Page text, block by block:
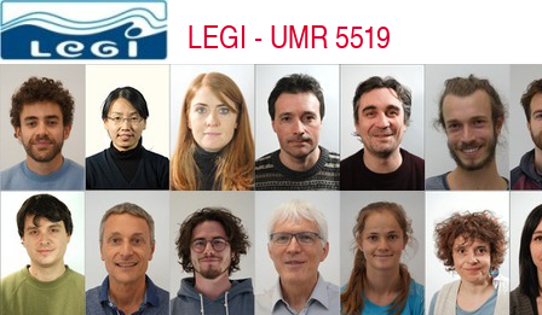
LEGI - UMR 5519